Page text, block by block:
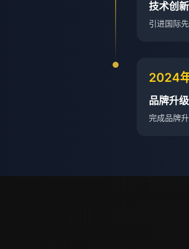
技术创新
引进国际
2024
品牌升级
完成品牌